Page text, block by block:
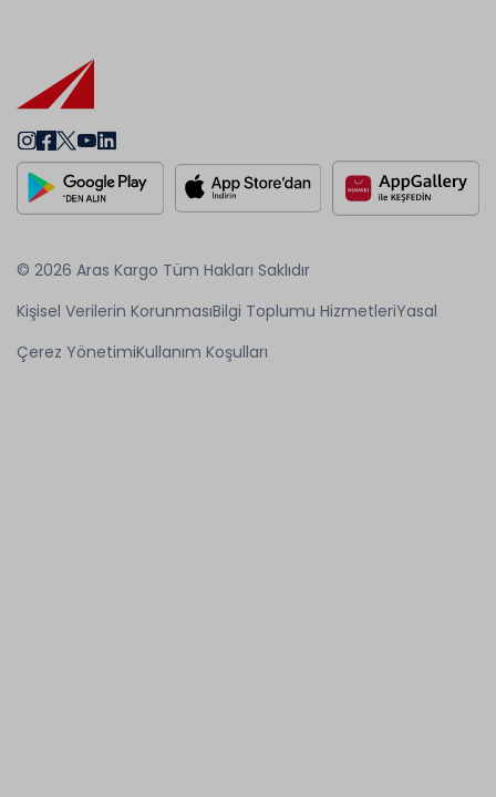
© 2026 Aras Kargo Tüm Hakları Saklıdır
Kişisel Verilerin KorunmasıBilgi Toplumu HizmetleriYasal
Çerez YönetimiKullanım Koşulları